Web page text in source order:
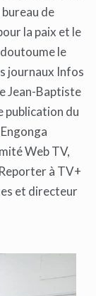
de
la paix et le
le
journaux Infos
Jean-Baptiste
publication du
Web TV,
à TV+
et directeur